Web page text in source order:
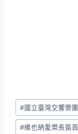
Post
Tags:
#國立臺灣交響樂團
#維也納愛樂長笛